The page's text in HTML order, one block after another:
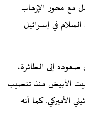
مع محور الإرهاب
السلام في إسرائيل
صعوده إلى الطائرة،
الأبيض منذ تنصيب
الأميركي. كما أنه